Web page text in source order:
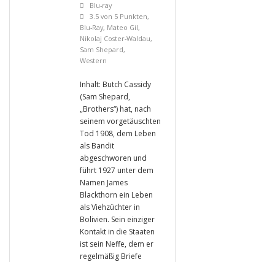
Blu-ray
3.5 von 5 Punkten,
Blu-Ray, Mateo Gil,
Nikolaj Coster-Waldau,
Sam Shepard,
Western
Inhalt: Butch Cassidy
(Sam Shepard,
„Brothers“) hat, nach
seinem vorgetäuschten
Tod 1908, dem Leben
als Bandit
abgeschworen und
führt 1927 unter dem
Namen James
Blackthorn ein Leben
als Viehzüchter in
Bolivien. Sein einziger
Kontakt in die Staaten
ist sein Neffe, dem er
regelmäßig Briefe